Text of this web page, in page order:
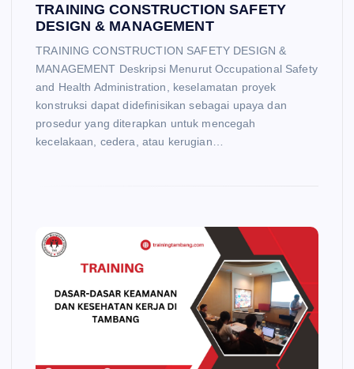
TRAINING CONSTRUCTION SAFETY
DESIGN & MANAGEMENT
TRAINING CONSTRUCTION SAFETY DESIGN &
MANAGEMENT Deskripsi Menurut Occupational Safety
and Health Administration, keselamatan proyek
konstruksi dapat didefinisikan sebagai upaya dan
prosedur yang diterapkan untuk mencegah
kecelakaan, cedera, atau kerugian…